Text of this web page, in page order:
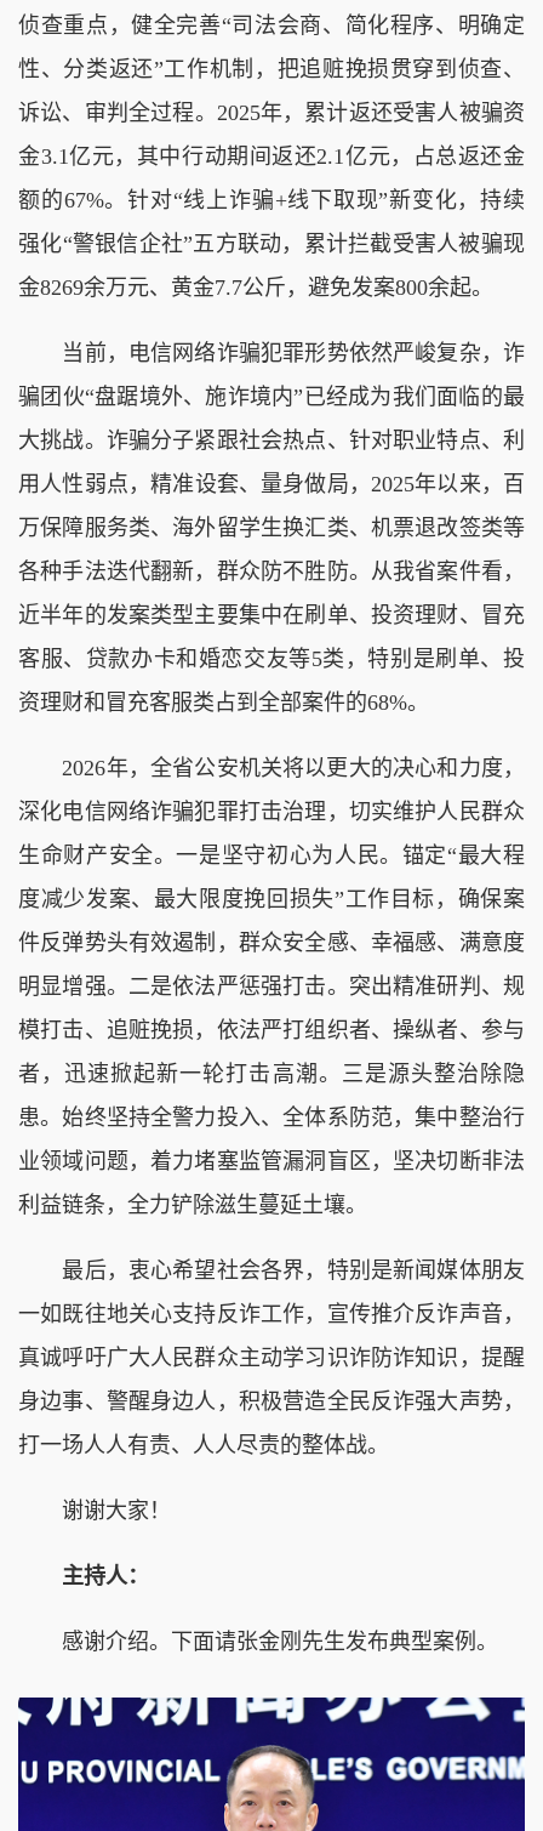
侦查重点，健全完善“司法会商、简化程序、明确定
性、分类返还”工作机制，把追赃挽损贯穿到侦查、
诉讼、审判全过程。2025年，累计返还受害人被骗资
金3.1亿元，其中行动期间返还2.1亿元，占总返还金
额的67%。针对“线上诈骗+线下取现”新变化，持续
强化“警银信企社”五方联动，累计拦截受害人被骗现
金8269余万元、黄金7.7公斤，避免发案800余起。
当前，电信网络诈骗犯罪形势依然严峻复杂，诈
骗团伙“盘踞境外、施诈境内”已经成为我们面临的最
大挑战。诈骗分子紧跟社会热点、针对职业特点、利
用人性弱点，精准设套、量身做局，2025年以来，百
万保障服务类、海外留学生换汇类、机票退改签类等
各种手法迭代翻新，群众防不胜防。从我省案件看，
近半年的发案类型主要集中在刷单、投资理财、冒充
客服、贷款办卡和婚恋交友等5类，特别是刷单、投
资理财和冒充客服类占到全部案件的68%。
2026年，全省公安机关将以更大的决心和力度，
深化电信网络诈骗犯罪打击治理，切实维护人民群众
生命财产安全。一是坚守初心为人民。锚定“最大程
度减少发案、最大限度挽回损失”工作目标，确保案
件反弹势头有效遏制，群众安全感、幸福感、满意度
明显增强。二是依法严惩强打击。突出精准研判、规
模打击、追赃挽损，依法严打组织者、操纵者、参与
者，迅速掀起新一轮打击高潮。三是源头整治除隐
患。始终坚持全警力投入、全体系防范，集中整治行
业领域问题，着力堵塞监管漏洞盲区，坚决切断非法
利益链条，全力铲除滋生蔓延土壤。
最后，衷心希望社会各界，特别是新闻媒体朋友
一如既往地关心支持反诈工作，宣传推介反诈声音，
真诚呼吁广大人民群众主动学习识诈防诈知识，提醒
身边事、警醒身边人，积极营造全民反诈强大声势，
打一场人人有责、人人尽责的整体战。
谢谢大家！
主持人：
感谢介绍。下面请张金刚先生发布典型案例。